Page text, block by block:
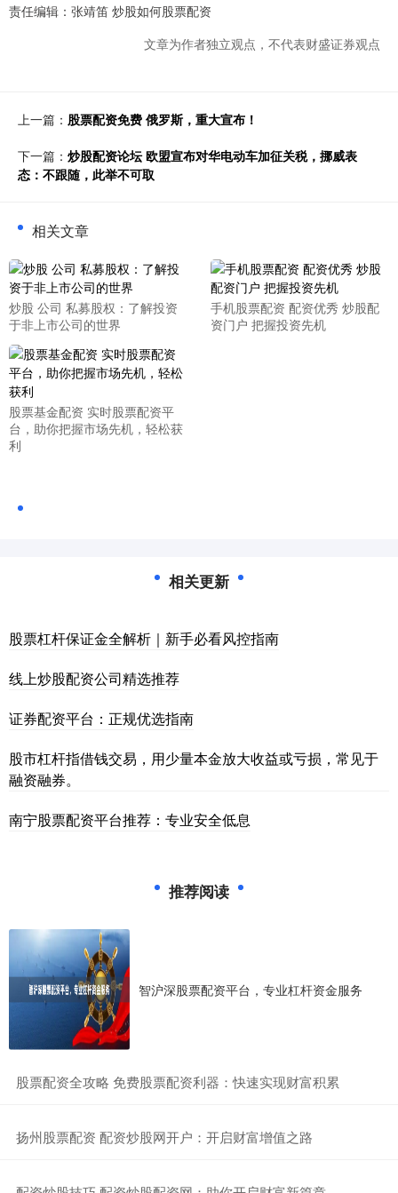
责任编辑：张靖笛 炒股如何股票配资
文章为作者独立观点，不代表财盛证券观点
上一篇： 股票配资免费 俄罗斯，重大宣布！
下一篇： 炒股配资论坛 欧盟宣布对华电动车加征关税，挪威表
态：不跟随，此举不可取
相关文章
炒股 公司 私募股权：了解投资
于非上市公司的世界
手机股票配资 配资优秀 炒股配
资门户 把握投资先机
股票基金配资 实时股票配资平
台，助你把握市场先机，轻松获
利
相关更新
股票杠杆保证金全解析｜新手必看风控指南
线上炒股配资公司精选推荐
证券配资平台：正规优选指南
股市杠杆指借钱交易，用少量本金放大收益或亏损，常见于
融资融券。
南宁股票配资平台推荐：专业安全低息
推荐阅读
智沪深股票配资平台，专业杠杆资金服务
​股票配资全攻略 免费股票配资利器：快速实现财富积累
​扬州股票配资 配资炒股网开户：开启财富增值之路